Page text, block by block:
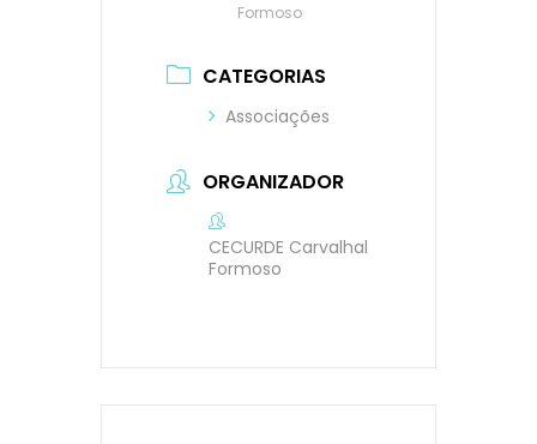
Formoso
CATEGORIAS
Associações
ORGANIZADOR
CECURDE Carvalhal
Formoso